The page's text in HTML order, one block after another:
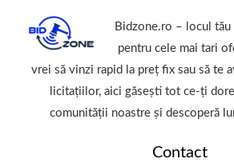
Bidzone.ro – locul
pentru cele mai tari
vrei să vinzi rapid la preț fix sau să te
licitațiilor, aici găsești tot ce-ți
comunității noastre și descoperă
Contact